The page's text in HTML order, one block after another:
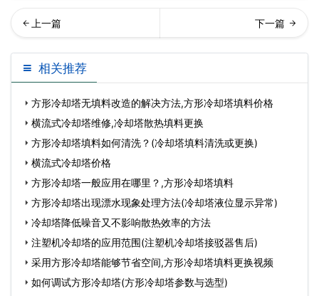
形冷却塔填料变形下沉的原
因有哪些?,圆形冷…
却塔填料实施更换的大致方
法,工业冷却塔,冷
相关推荐
方形冷却塔无填料改造的解决方法,方形冷却塔填料价格
横流式冷却塔维修,冷却塔散热填料更换
方形冷却塔填料如何清洗？(冷却塔填料清洗或更换)
横流式冷却塔价格
方形冷却塔一般应用在哪里？,方形冷却塔填料
方形冷却塔出现漂水现象处理方法(冷却塔液位显示异常)
冷却塔降低噪音又不影响散热效率的方法
注塑机冷却塔的应用范围(注塑机冷却塔接驳器售后)
采用方形冷却塔能够节省空间,方形冷却塔填料更换视频
如何调试方形冷却塔(方形冷却塔参数与选型)